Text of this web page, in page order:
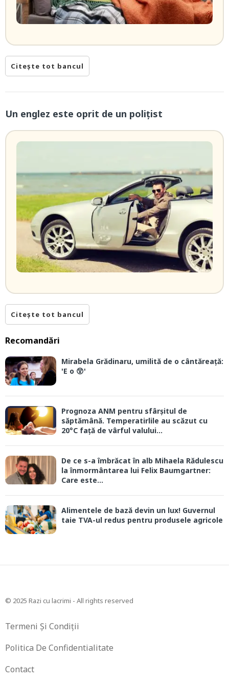
Citește tot bancul
Un englez este oprit de un polițist
Citește tot bancul
Recomandări
Mirabela Grădinaru, umilită de o cântăreață:
'E o 😲'
Prognoza ANM pentru sfârșitul de
săptămână. Temperatirlile au scăzut cu
20°C față de vârful valului...
De ce s-a îmbrăcat în alb Mihaela Rădulescu
la înmormântarea lui Felix Baumgartner:
Care este...
Alimentele de bază devin un lux! Guvernul
taie TVA-ul redus pentru produsele agricole
© 2025 Razi cu lacrimi - All rights reserved
Termeni Și Condiții
Politica De Confidentialitate
Contact